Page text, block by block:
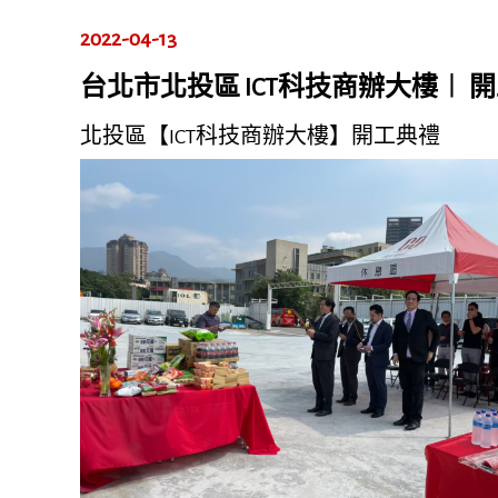
2022-04-13
台北市北投區 ICT科技商辦大樓︱
北投區【ICT科技商辦大樓】開工典禮